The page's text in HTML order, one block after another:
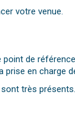
votre venue.
de
en charge
très